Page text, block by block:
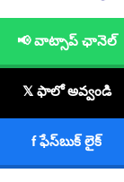
📢 వాట్సాప్ ఛానెల్
𝕏 ఫాలో అవ్వండి
f ఫేస్‌బుక్ లైక్